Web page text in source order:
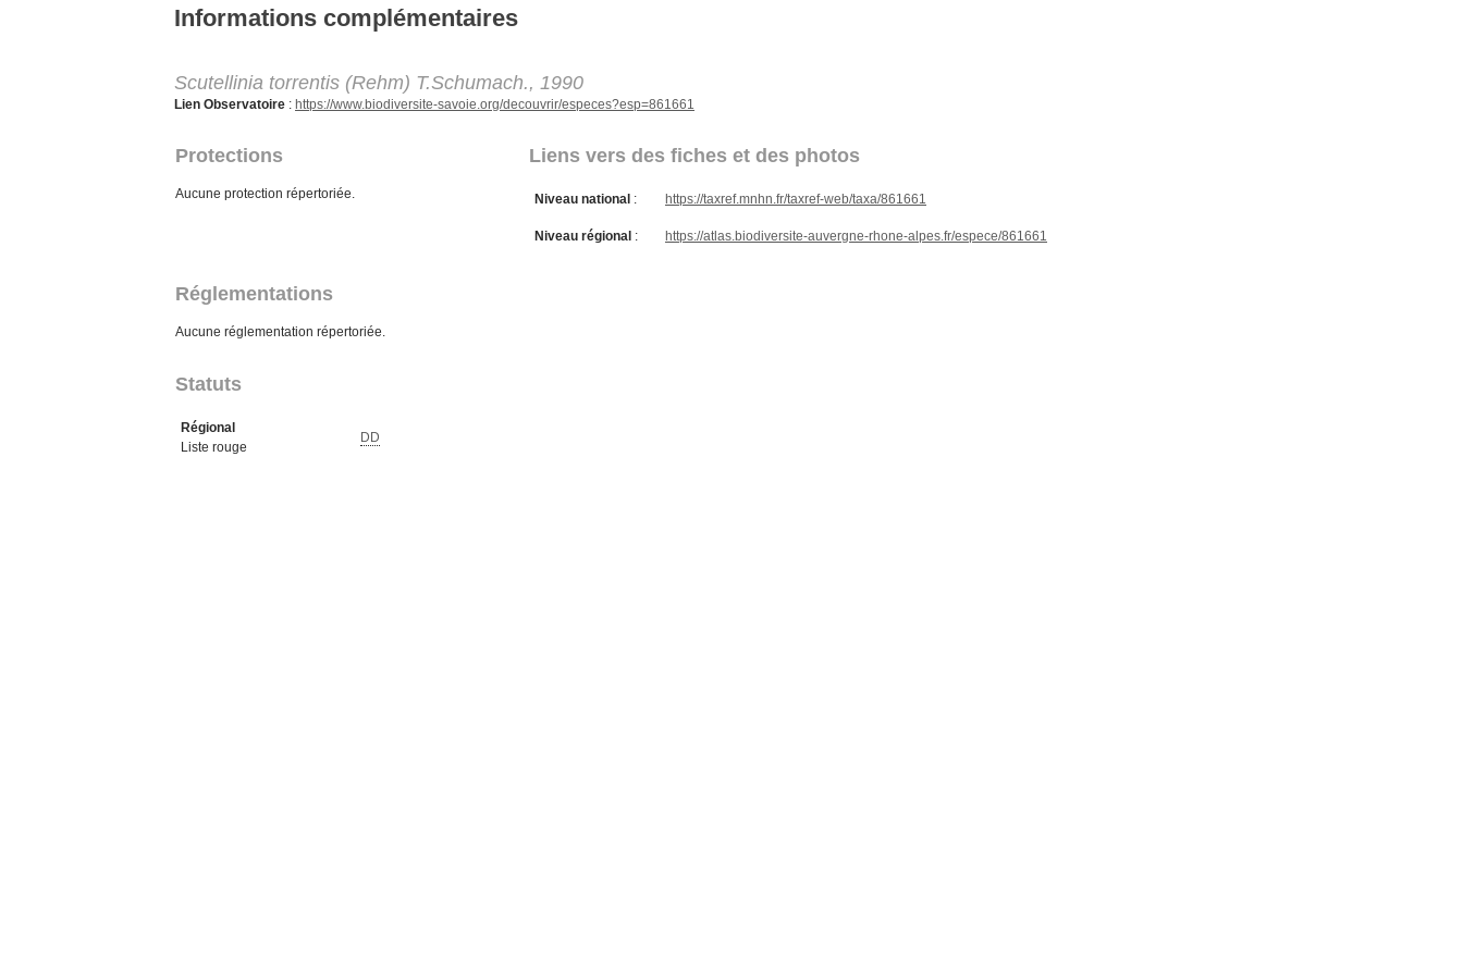
Informations complémentaires
Scutellinia torrentis (Rehm) T.Schumach., 1990
Lien Observatoire : https://www.biodiversite-savoie.org/decouvrir/especes?esp=861661
Protections Liens vers des fiches et des photos
Aucune protection répertoriée. Niveau national : https://taxref.mnhn.fr/taxref-web/taxa/861661
Niveau régional : https://atlas.biodiversite-auvergne-rhone-alpes.fr/espece/861661
Réglementations
Aucune réglementation répertoriée.
Statuts
Régional
Liste rouge
DD